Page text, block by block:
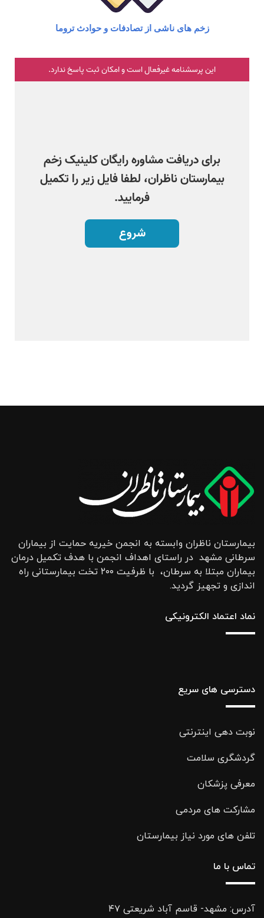
زخم های ناشی از تصادفات و حوادث تروما​
بیمارستان ناظران وابسته به انجمن خیریه حمایت از بیماران
سرطانی مشهد در راستای اهداف انجمن با هدف تکمیل درمان
بیماران مبتلا به سرطان، با ظرفیت ۲۰۰ تخت بیمارستانی راه
اندازی و تجهیز گردید.
نماد اعتماد الکترونیکی
دسترسی های سریع
نوبت دهی اینترنتی
گردشگری سلامت
معرفی پزشکان
مشارکت های مردمی
تلفن های مورد نیاز بیمارستان
تماس با ما
آدرس: مشهد- قاسم آباد شریعتی ۴۷